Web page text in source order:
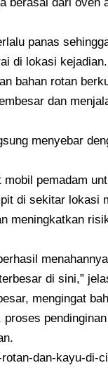
berasal dari oven
panas
di lokasi kejadian.
bahan rotan
dan
menyebar
pemadam
di sekitar lokasi
meningkatkan
di sini,”
mengingat
dan-kayu-di-